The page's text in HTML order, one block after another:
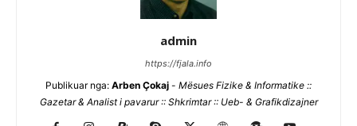
admin
https://fjala.info
Publikuar nga: Arben Çokaj - Mësues Fizike & Informatike ::
Gazetar & Analist i pavarur :: Shkrimtar :: Ueb- & Grafikdizajner